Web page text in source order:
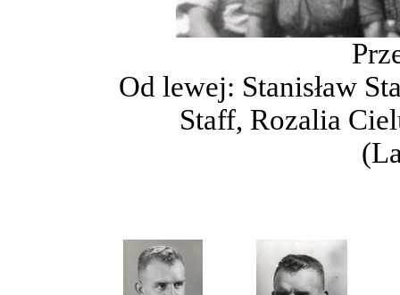
Od lewej: Stanisław
Staff, Rozalia